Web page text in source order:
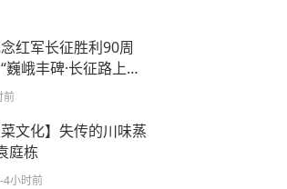
念红军长征胜利90周
巍峨丰碑·长征路上展
”摄影采风创作作品选登
前
菜文化】失传的川味蒸
庭栋
-4小时前